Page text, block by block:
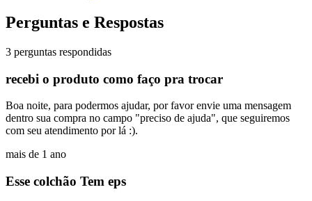
Perguntas e Respostas
3 perguntas respondidas
recebi o produto como faço pra trocar
Boa noite, para podermos ajudar, por favor envie uma mensagem
dentro sua compra no campo "preciso de ajuda", que seguiremos
com seu atendimento por lá :).
mais de 1 ano
Esse colchão Tem eps